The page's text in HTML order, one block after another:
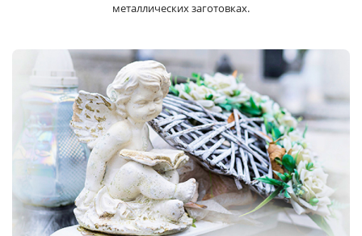
Календари
Интерьерная печать
Фотоподарки
Багетная мастерская
Полиграфия
металлических заготовках.